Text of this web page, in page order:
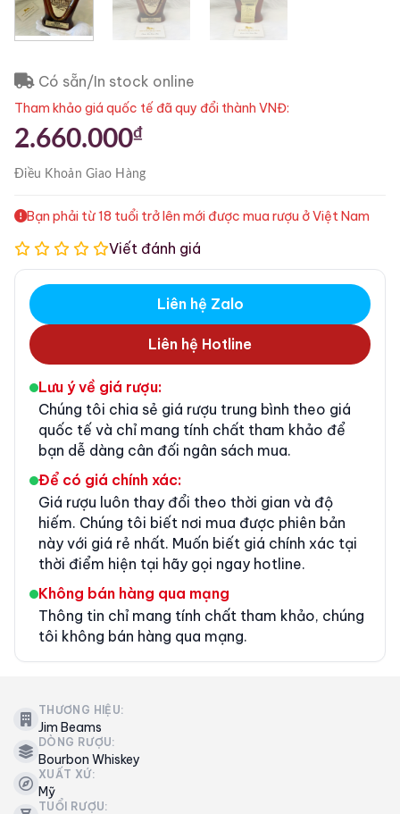
Có sẵn/In stock online
Tham khảo giá quốc tế đã quy đổi thành VNĐ:
2.660.000₫
Điều KhoảnGiao Hàng
Bạn phải từ 18 tuổi trở lên mới được mua rượu ở Việt Nam
Viết đánh giá
Liên hệ Zalo
Liên hệ Hotline
Lưu ý về giá rượu:
Chúng tôi chia sẻ giá rượu trung bình theo giá
quốc tế và chỉ mang tính chất tham khảo để
bạn dễ dàng cân đối ngân sách mua.
Để có giá chính xác:
Giá rượu luôn thay đổi theo thời gian và độ
hiếm. Chúng tôi biết nơi mua được phiên bản
này với giá rẻ nhất. Muốn biết giá chính xác tại
thời điểm hiện tại hãy gọi ngay hotline.
Không bán hàng qua mạng
Thông tin chỉ mang tính chất tham khảo, chúng
tôi không bán hàng qua mạng.
THƯƠNG HIỆU:
Jim Beams
DÒNG RƯỢU:
Bourbon Whiskey
XUẤT XỨ:
Mỹ
TUỔI RƯỢU: